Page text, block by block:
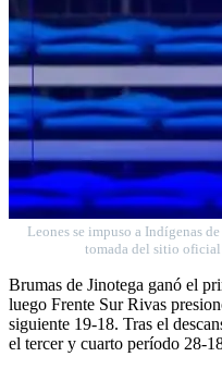
Leones se impuso a Indígenas
tomada del sitio
Brumas de Jinotega ganó el
luego Frente Sur Rivas
siguiente 19-18. Tras el
el tercer y cuarto período 28-